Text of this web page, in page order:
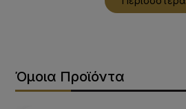
Όμοια Προϊόντα